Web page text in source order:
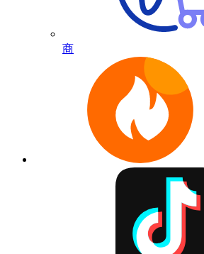
商